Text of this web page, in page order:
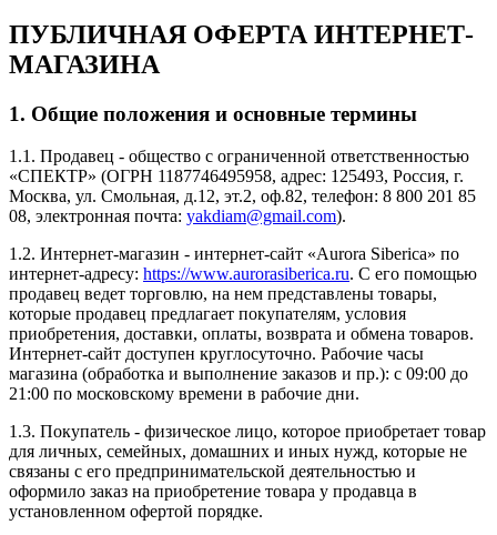
ПУБЛИЧНАЯ ОФЕРТА ИНТЕРНЕТ-
МАГАЗИНА
1. Общие положения и основные термины
1.1. Продавец - общество с ограниченной ответственностью
«СПЕКТР» (ОГРН 1187746495958, адрес: 125493, Россия, г.
Москва, ул. Смольная, д.12, эт.2, оф.82, телефон: 8 800 201 85
08, электронная почта: yakdiam@gmail.com).
1.2. Интернет-магазин - интернет-сайт «Aurora Siberica» по
интернет-адресу: https://www.aurorasiberica.ru. С его помощью
продавец ведет торговлю, на нем представлены товары,
которые продавец предлагает покупателям, условия
приобретения, доставки, оплаты, возврата и обмена товаров.
Интернет-сайт доступен круглосуточно. Рабочие часы
магазина (обработка и выполнение заказов и пр.): с 09:00 до
21:00 по московскому времени в рабочие дни.
1.3. Покупатель - физическое лицо, которое приобретает товар
для личных, семейных, домашних и иных нужд, которые не
связаны с его предпринимательской деятельностью и
оформило заказ на приобретение товара у продавца в
установленном офертой порядке.